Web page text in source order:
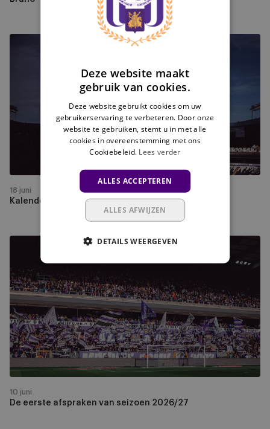
onthuld
Kalender Jupiler Pro League 2026/2027 onthuld
18 juni
afspraken
van
seizoen
2026/27
De eerste afspraken van seizoen 2026/27
10 juni
Deze website maakt
gebruik van cookies.
Deze website gebruikt cookies om uw
gebruikerservaring te verbeteren. Door onze
website te gebruiken, stemt u in met alle
cookies in overeenstemming met ons
Cookiebeleid. Lees verder
ALLES ACCEPTEREN
ALLES AFWIJZEN
DETAILS WEERGEVEN